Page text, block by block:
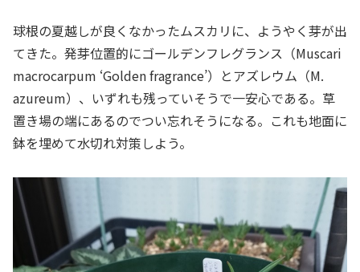
球根の夏越しが良くなかったムスカリに、ようやく芽が出
てきた。発芽位置的にゴールデンフレグランス（Muscari
macrocarpum ‘Golden fragrance’）とアズレウム（M.
azureum）、いずれも残っていそうで一安心である。草
置き場の端にあるのでつい忘れそうになる。これも地面に
鉢を埋めて水切れ対策しよう。